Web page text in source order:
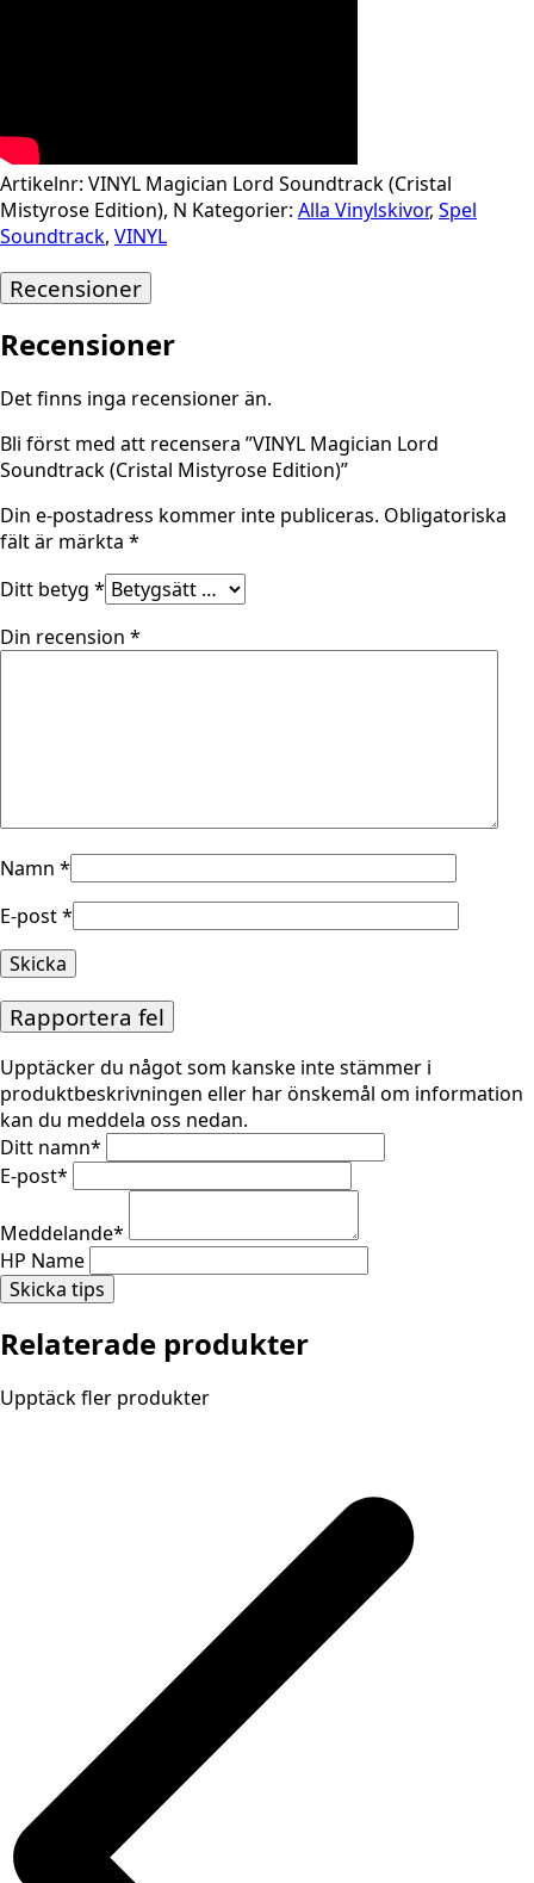
Artikelnr: VINYL Magician Lord Soundtrack (Cristal
Mistyrose Edition), N Kategorier: Alla Vinylskivor, Spel
Soundtrack, VINYL
Recensioner
Recensioner
Det finns inga recensioner än.
Bli först med att recensera ”VINYL Magician Lord
Soundtrack (Cristal Mistyrose Edition)”
Din e-postadress kommer inte publiceras. Obligatoriska
fält är märkta *
Ditt betyg *
Din recension *
Namn *
E-post*
Rapportera fel
Upptäcker du något som kanske inte stämmer i
produktbeskrivningen eller har önskemål om information
kan du meddela oss nedan.
Ditt namn*
E-post*
Meddelande*
HP Name
Skicka tips
Relaterade produkter
Upptäck fler produkter